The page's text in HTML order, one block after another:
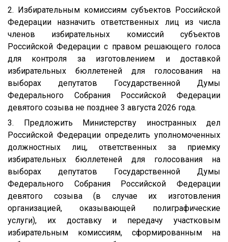
2. Избирательным комиссиям субъектов Российской
Федерации назначить ответственных лиц из числа
членов избирательных комиссий субъектов
Российской Федерации с правом решающего голоса
для контроля за изготовлением и доставкой
избирательных бюллетеней для голосования на
выборах депутатов Государственной Думы
Федерального Собрания Российской Федерации
девятого созыва не позднее 3 августа 2026 года.
3. Предложить Министерству иностранных дел
Российской Федерации определить уполномоченных
должностных лиц, ответственных за приемку
избирательных бюллетеней для голосования на
выборах депутатов Государственной Думы
Федерального Собрания Российской Федерации
девятого созыва (в случае их изготовления
организацией, оказывающей полиграфические
услуги), их доставку и передачу участковым
избирательным комиссиям, сформированным на